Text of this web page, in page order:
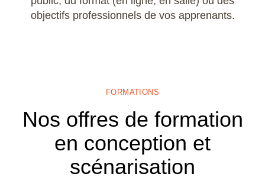
objectifs professionnels de vos apprenants.
FORMATIONS
Nos offres de formation
en conception et
scénarisation